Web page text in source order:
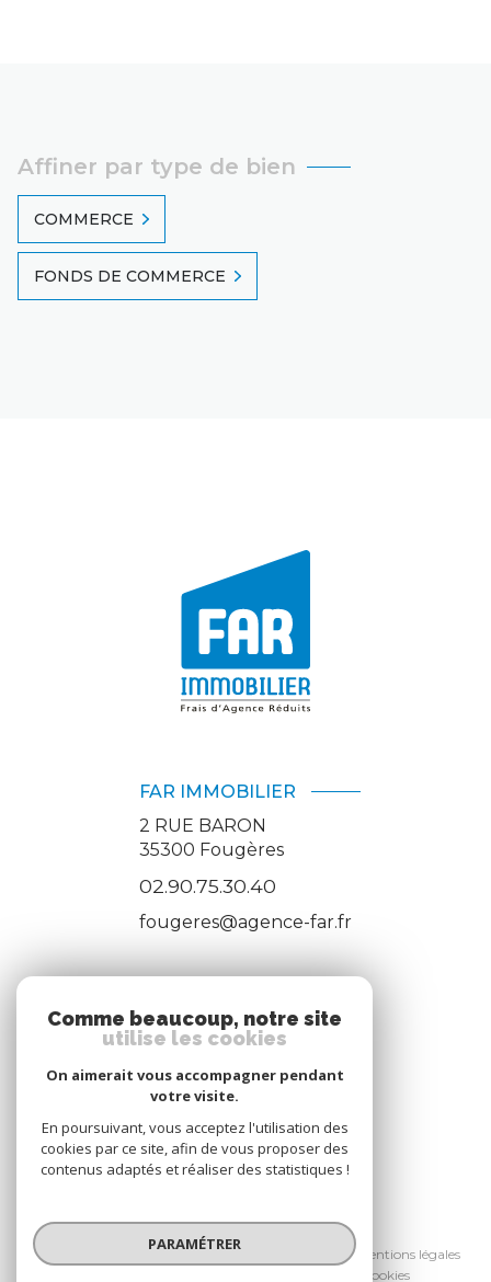
Affiner par type de bien
COMMERCE
FONDS DE COMMERCE
FAR IMMOBILIER
2 RUE BARON
35300 Fougères
02.90.75.30.40
fougeres@agence-far.fr
ADHÉRENTS
Nous adhérons
© 2026 | Tous droits réservés
Nos honoraires
Nos partenaires
Mentions légales
Cookies
Comme beaucoup, notre site
utilise les cookies
On aimerait vous accompagner pendant
votre visite.
En poursuivant, vous acceptez l'utilisation des
cookies par ce site, afin de vous proposer des
contenus adaptés et réaliser des statistiques !
PARAMÉTRER